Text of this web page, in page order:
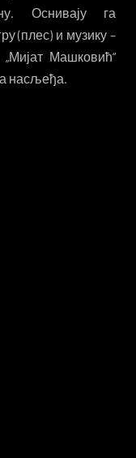
Оснивају га
(плес) и музику –
Машковић“
насљеђа.